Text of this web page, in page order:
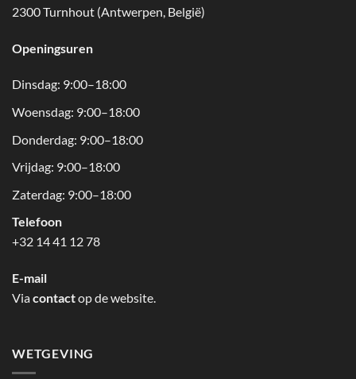
2300 Turnhout (Antwerpen, België)
Openingsuren
Dinsdag: 9:00–18:00
Woensdag: 9:00–18:00
Donderdag: 9:00–18:00
Vrijdag: 9:00–18:00
Zaterdag: 9:00–18:00
Telefoon
+32 14 41 12 78
E-mail
Viacontactop de website.
WETGEVING